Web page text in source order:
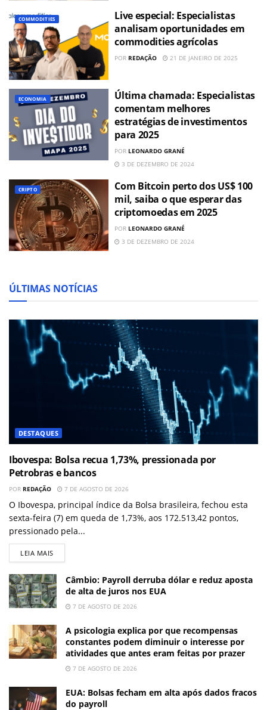
COMMODITIES
Live especial: Especialistas
analisam oportunidades em
commodities agrícolas
POR REDAÇÃO 21 DE JANEIRO DE 2025
ECONOMIA
Última chamada: Especialistas
comentam melhores
estratégias de investimentos
para 2025
POR LEONARDO GRANÉ
3 DE DEZEMBRO DE 2024
CRIPTO
Com Bitcoin perto dos US$ 100
mil, saiba o que esperar das
criptomoedas em 2025
POR LEONARDO GRANÉ
3 DE DEZEMBRO DE 2024
ÚLTIMAS NOTÍCIAS
DESTAQUES
Ibovespa: Bolsa recua 1,73%, pressionada por
Petrobras e bancos
POR REDAÇÃO 7 DE AGOSTO DE 2026
O Ibovespa, principal índice da Bolsa brasileira, fechou esta
sexta-feira (7) em queda de 1,73%, aos 172.513,42 pontos,
pressionado pela...
LEIA MAIS
Câmbio: Payroll derruba dólar e reduz aposta
de alta de juros nos EUA
7 DE AGOSTO DE 2026
A psicologia explica por que recompensas
constantes podem diminuir o interesse por
atividades que antes eram feitas por prazer
7 DE AGOSTO DE 2026
EUA: Bolsas fecham em alta após dados fracos
do payroll